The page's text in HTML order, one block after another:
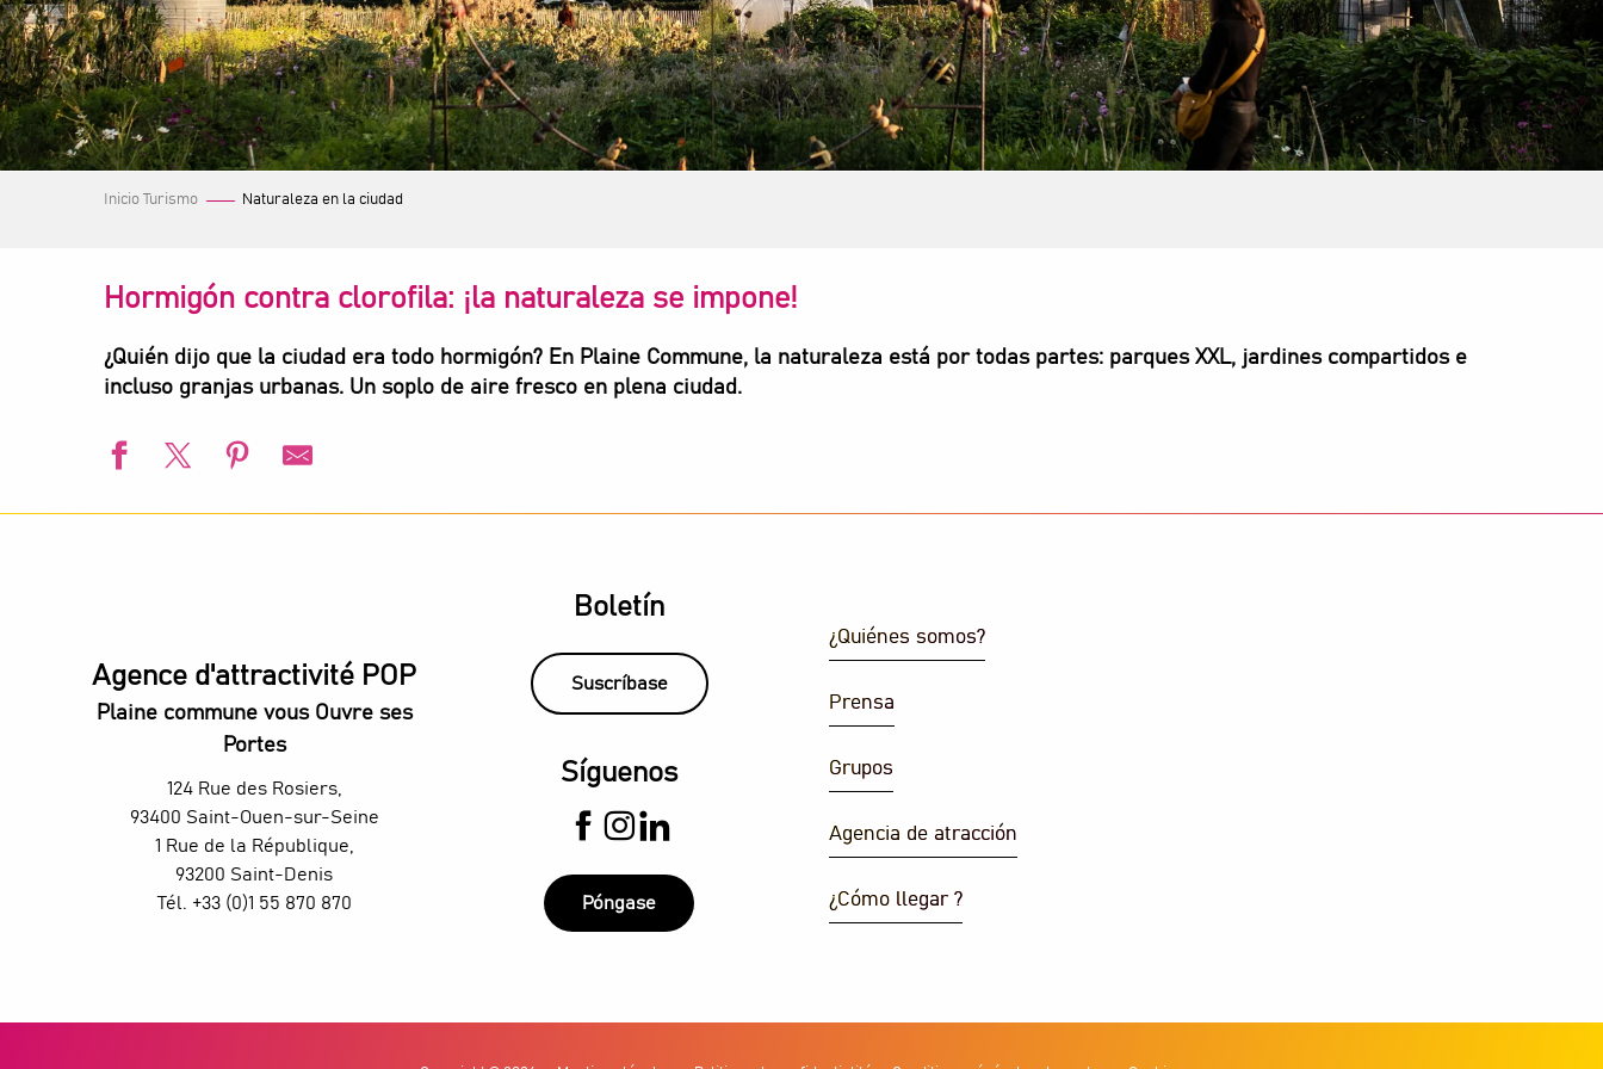
Inicio Turismo Naturaleza en la ciudad
Hormigón contra clorofila: ¡la naturaleza se impone!
¿Quién dijo que la ciudad era todo hormigón? En Plaine Commune, la naturaleza está por todas partes: parques XXL, jardines compartidos e
incluso granjas urbanas. Un soplo de aire fresco en plena ciudad.
Jardín Pierre de Montreuil
Jardín pedagógico del 6b
Esplanade Edouard Glissant
Plaza Stalingrado
Agence d'attractivité POP
Plaine commune vous Ouvre ses
Portes
124 Rue des Rosiers,
93400 Saint-Ouen-sur-Seine
1 Rue de la République,
93200 Saint-Denis
Tél. +33 (0)1 55 870 870
Boletín
Suscríbase
Síguenos
Póngase
¿Quiénes somos?
Prensa
Grupos
Agencia de atracción
¿Cómo llegar ?